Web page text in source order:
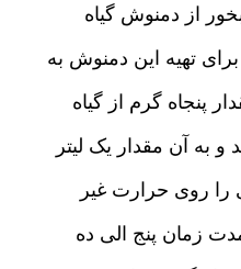
از دمنوش گیاه
برای تهیه این دمنوش به
پنجاه گرم از گیاه
و به آن مقدار یک لیتر
را روی حرارت غیر
زمان پنج الی ده